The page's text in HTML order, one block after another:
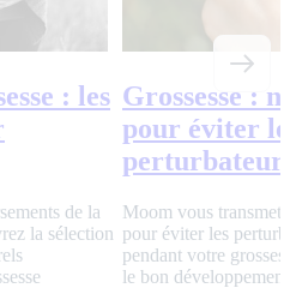
: les
de la
la sélection
Grossesse :
pour éviter
Moom vous transmet
pour éviter les
pendant votre
le bon